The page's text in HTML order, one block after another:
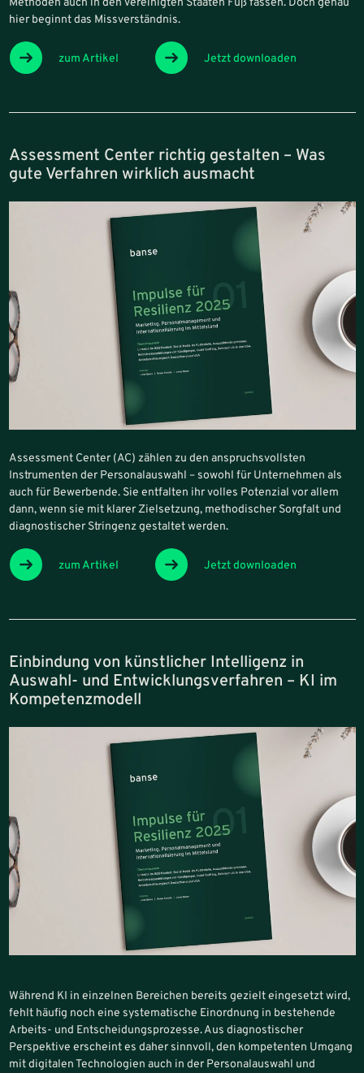
Methoden auch in den Vereinigten Staaten Fuß fassen. Doch genau
hier beginnt das Missverständnis.
zum Artikel Jetzt downloaden
Assessment Center richtig gestalten – Was
gute Verfahren wirklich ausmacht
Assessment Center (AC) zählen zu den anspruchsvollsten
Instrumenten der Personalauswahl – sowohl für Unternehmen als
auch für Bewerbende. Sie entfalten ihr volles Potenzial vor allem
dann, wenn sie mit klarer Zielsetzung, methodischer Sorgfalt und
diagnostischer Stringenz gestaltet werden.
zum Artikel Jetzt downloaden
Einbindung von künstlicher Intelligenz in
Auswahl- und Entwicklungsverfahren – KI im
Kompetenzmodell
Während KI in einzelnen Bereichen bereits gezielt eingesetzt wird,
fehlt häufig noch eine systematische Einordnung in bestehende
Arbeits- und Entscheidungsprozesse. Aus diagnostischer
Perspektive erscheint es daher sinnvoll, den kompetenten Umgang
mit digitalen Technologien auch in der Personalauswahl und